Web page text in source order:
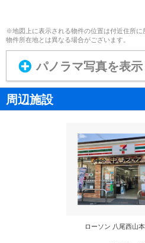
※地図上に表示される物件の位置は付近住所
物件所在地とは異なる場合がございます。
パノラマ写真を表示
周辺施設
ローソン 八尾西山